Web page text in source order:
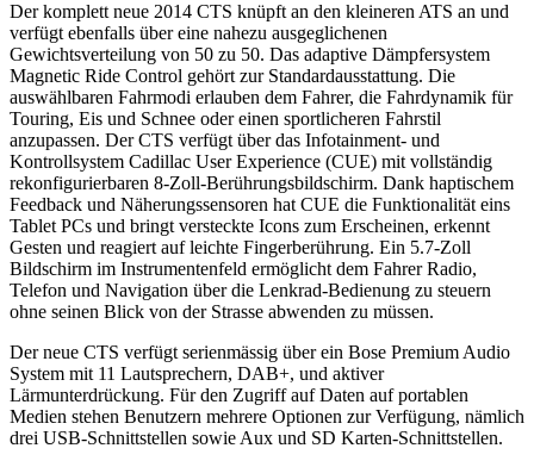
Der komplett neue 2014 CTS knüpft an den kleineren ATS an und
verfügt ebenfalls über eine nahezu ausgeglichenen
Gewichtsverteilung von 50 zu 50. Das adaptive Dämpfersystem
Magnetic Ride Control gehört zur Standardausstattung. Die
auswählbaren Fahrmodi erlauben dem Fahrer, die Fahrdynamik für
Touring, Eis und Schnee oder einen sportlicheren Fahrstil
anzupassen. Der CTS verfügt über das Infotainment- und
Kontrollsystem Cadillac User Experience (CUE) mit vollständig
rekonfigurierbaren 8-Zoll-Berührungsbildschirm. Dank haptischem
Feedback und Näherungssensoren hat CUE die Funktionalität eins
Tablet PCs und bringt versteckte Icons zum Erscheinen, erkennt
Gesten und reagiert auf leichte Fingerberührung. Ein 5.7-Zoll
Bildschirm im Instrumentenfeld ermöglicht dem Fahrer Radio,
Telefon und Navigation über die Lenkrad-Bedienung zu steuern
ohne seinen Blick von der Strasse abwenden zu müssen.
Der neue CTS verfügt serienmässig über ein Bose Premium Audio
System mit 11 Lautsprechern, DAB+, und aktiver
Lärmunterdrückung. Für den Zugriff auf Daten auf portablen
Medien stehen Benutzern mehrere Optionen zur Verfügung, nämlich
drei USB-Schnittstellen sowie Aux und SD Karten-Schnittstellen.